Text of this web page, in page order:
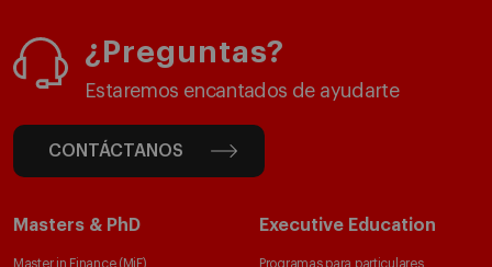
¿Preguntas?
Estaremos encantados de ayudarte
CONTÁCTANOS
Masters & PhD
Master in Finance (MiF)
Executive Education
Programas para particulares